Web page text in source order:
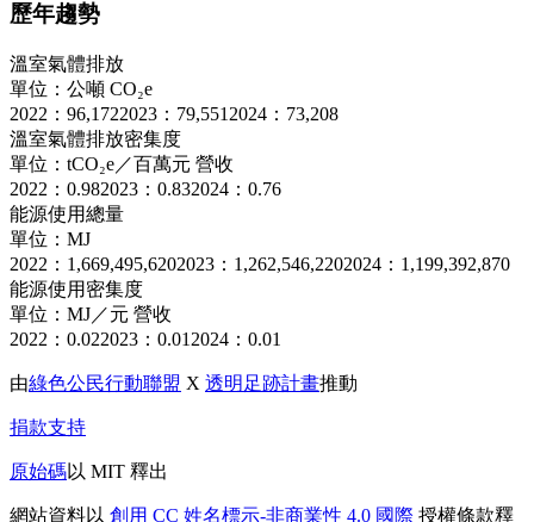
歷年趨勢
溫室氣體排放
單位：公噸 CO₂e
2022：96,1722023：79,551 2024：73,208
溫室氣體排放密集度
單位：tCO₂e／百萬元 營收
2022：0.982023：0.832024：0.76
能源使用總量
單位：MJ
2022：1,669,495,6202023：1,262,546,2202024：1,199,392,870
能源使用密集度
單位：MJ／元 營收
2022：0.022023：0.01 2024：0.01
由綠色公民行動聯盟 X 透明足跡計畫推動
捐款支持
原始碼以 MIT 釋出
網站資料以 創用 CC 姓名標示-非商業性 4.0 國際 授權條款釋